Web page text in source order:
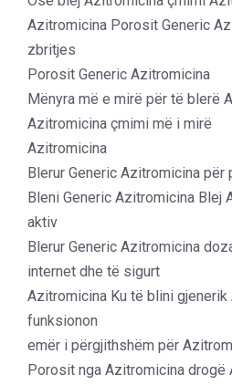
Azitromicina Porosit Generic
zbritjes
Porosit Generic Azitromicina
Mënyra më e mirë për të blerë
Azitromicina çmimi më i mirë
Azitromicina
Blerur Generic Azitromicina për
Bleni Generic Azitromicina Blej
aktiv
Blerur Generic Azitromicina
internet dhe të sigurt
Azitromicina Ku të blini
funksionon
emër i përgjithshëm për
Porosit nga Azitromicina drogë